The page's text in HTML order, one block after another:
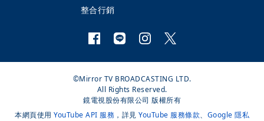
整合行銷
©Mirror TV BROADCASTING LTD.
All Rights Reserved.
鏡電視股份有限公司 版權所有
本網頁使用 YouTube API 服務 ，詳見 YouTube 服務條款、 Google 隱私